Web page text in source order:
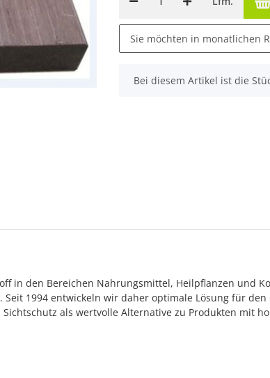
Sie möchten in monatlichen
x
Bei diesem Artikel ist die
in den Bereichen Nahrungsmittel, Heilpflanzen und
1994 entwickeln wir daher optimale Lösung für
als wertvolle Alternative zu Produkten mit